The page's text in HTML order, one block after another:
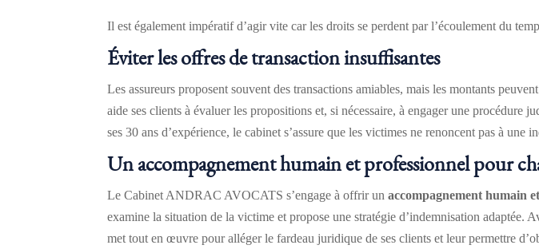
Il est également impératif d’agir vite car les droits se perdent par l’écoulement du
Éviter les offres de transaction insuffisantes
Les assureurs proposent souvent des transactions amiables, mais les montants
aide ses clients à évaluer les propositions et, si nécessaire, à engager une procédure
ses 30 ans d’expérience, le cabinet s’assure que les victimes ne renoncent pas à
Un accompagnement humain et professionnel pour
Le Cabinet ANDRAC AVOCATS s’engage à offrir unaccompagnement humain
examine la situation de la victime et propose une stratégie d’indemnisation adaptée.
met tout en œuvre pour alléger le fardeau juridique de ses clients et leur permettre